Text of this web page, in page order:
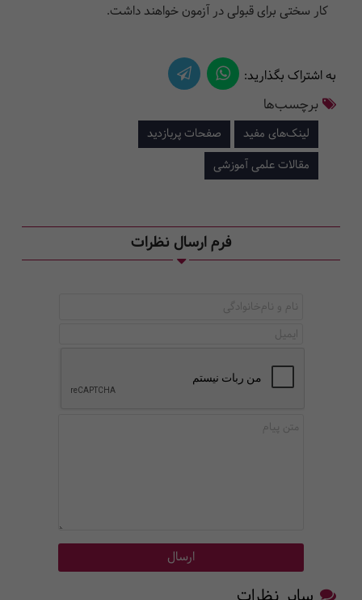
کار سختی برای قبولی در آزمون خواهند داشت.
به اشتراک بگذارید:
برچسب‌ها
لینک‌های مفید
صفحات پربازدید
مقالات علمی آموزشی
فرم ارسال نظرات